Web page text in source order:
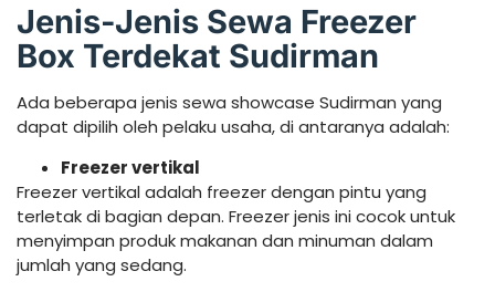
Jenis-Jenis Sewa Freezer
Box Terdekat Sudirman
Ada beberapa jenis sewa showcase Sudirman yang
dapat dipilih oleh pelaku usaha, di antaranya adalah:
Freezer vertikal
Freezer vertikal adalah freezer dengan pintu yang
terletak di bagian depan. Freezer jenis ini cocok untuk
menyimpan produk makanan dan minuman dalam
jumlah yang sedang.